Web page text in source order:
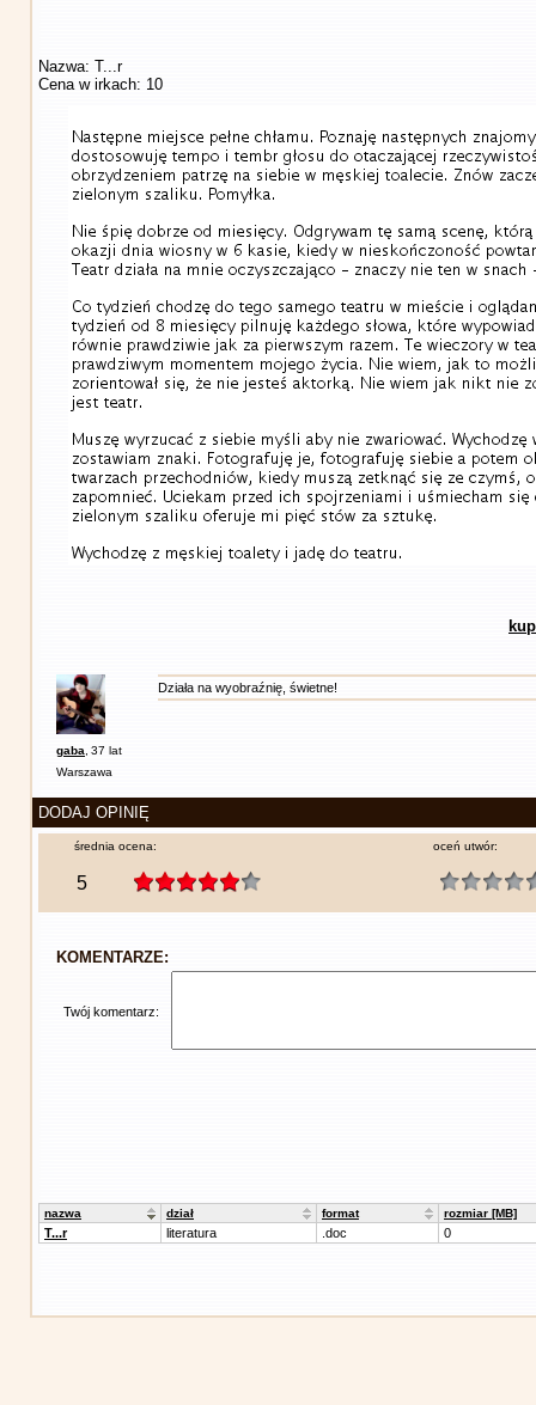
Nazwa: T...r
Cena w irkach: 10
gaba 37 lat
Warszawa
Działa na wyobraźnię, świetne!
DODAJ OPINIĘ
średnia ocena:
5
oceń utwór:
KOMENTARZE:
Twój komentarz:
nazwa dział format rozmiar [MB]
T...r literatura .doc 0